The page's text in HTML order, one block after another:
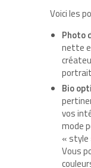
Voici les
Photo
nette
Bio
vos
mode
« style
Vous